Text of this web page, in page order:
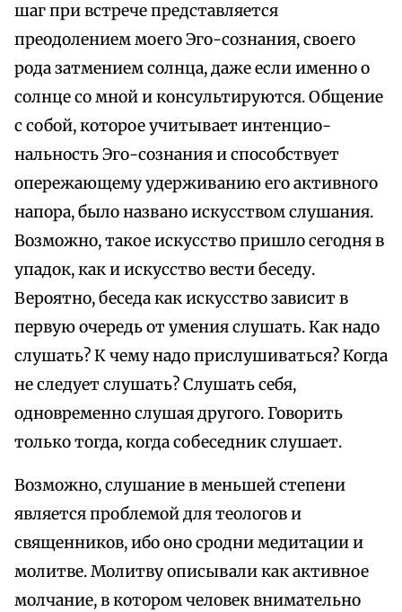
шаг при встрече представляется
преодолением моего Эго-сознания, своего
рода затмением солнца, даже если именно о
солнце со мной и консультируются. Общение
с собой, которое учитывает интенцио-
нальность Эго-сознания и способствует
опережающему удерживанию его активного
напора, было названо искусством слушания.
Возможно, такое искусство пришло сегодня в
упадок, как и искусство вести беседу.
Вероятно, беседа как искусство зависит в
первую очередь от умения слушать. Как надо
слушать? К чему надо прислушиваться? Когда
не следует слушать? Слушать себя,
одновременно слушая другого. Говорить
только тогда, когда собеседник слушает.
Возможно, слушание в меньшей степени
является проблемой для теологов и
священников, ибо оно сродни медитации и
молитве. Молитву описывали как активное
молчание, в котором человек внимательно